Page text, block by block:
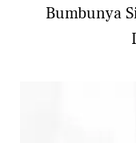
Bumbunya